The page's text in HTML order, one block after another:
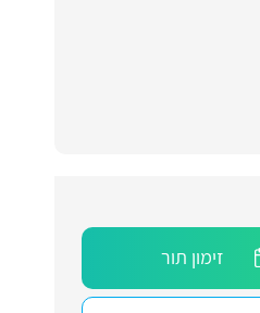
זימון תור